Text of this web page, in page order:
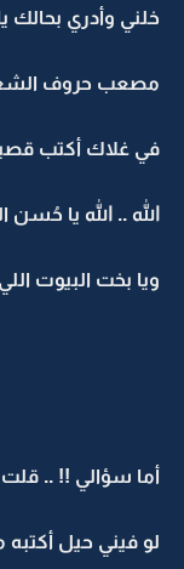
خلني وأدري بحالك
مصعب حروف
في غلاك أكتب
الله .. الله يا
ويا بخت البيوت
أما سؤالي !! ..
لو فيني حيل أكتبه